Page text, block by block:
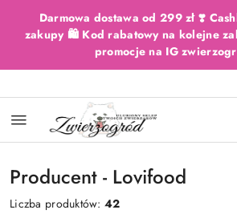
Przejdź do treści głównej
Przejdź do wyszukiwarki
Przejdź do moje konto
Przejdź do menu głównego
Przejdź do stopki
Darmowa dostawa od 299 zł ❣️
zakupy 🛍️ Kod rabatowy na kolejne
promocje na IG
Producent - Lovifood
Liczba produktów:42